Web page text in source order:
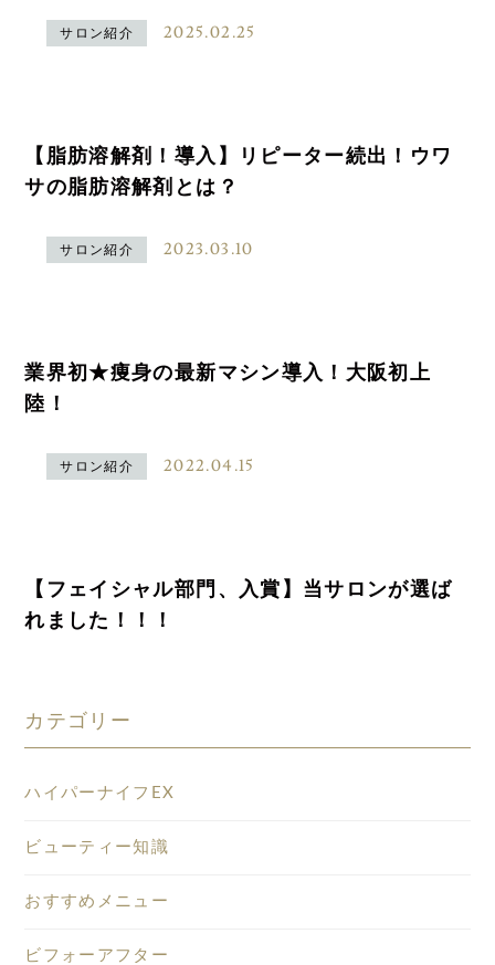
サロン紹介 2025.02.25
【脂肪溶解剤！導入】リピーター続出！ウワ
サの脂肪溶解剤とは？
サロン紹介 2023.03.10
業界初★痩身の最新マシン導入！大阪初上
陸！
サロン紹介 2022.04.15
【フェイシャル部門、入賞】当サロンが選ば
れました！！！
カテゴリー
ハイパーナイフEX
ビューティー知識
おすすめメニュー
ビフォーアフター